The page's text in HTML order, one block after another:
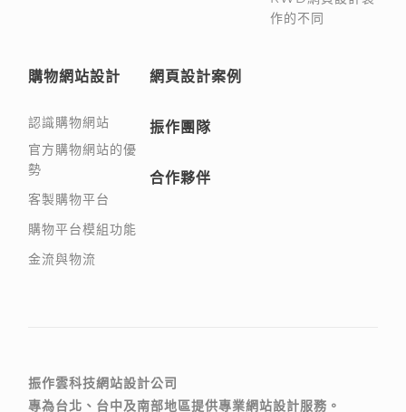
作的不同
購物網站設計
認識購物網站
官方購物網站的優
勢
客製購物平台
購物平台模組功能
金流與物流
網頁設計案例
振作團隊
合作夥伴
振作雲科技網站設計公司
專為台北、台中及南部地區提供專業網站設計服務。